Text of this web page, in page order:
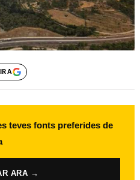
A
teves fonts preferides de
ARA →